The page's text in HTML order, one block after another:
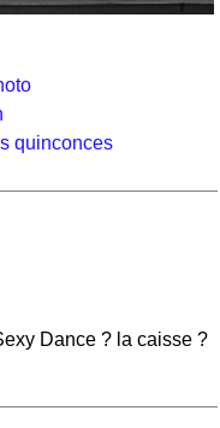
quinconces
Dance ? la caisse ?